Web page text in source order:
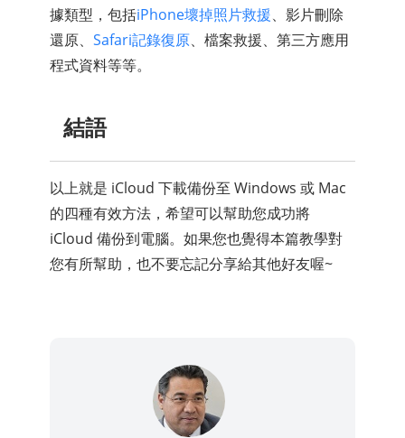
據類型，包括iPhone壞掉照片救援、影片刪除
還原、 Safari記錄復原、檔案救援、第三方應用
程式資料等等。
結語
以上就是 iCloud 下載備份至 Windows 或 Mac
的四種有效方法，希望可以幫助您成功將
iCloud 備份到電腦。如果您也覺得本篇教學對
您有所幫助，也不要忘記分享給其他好友喔~